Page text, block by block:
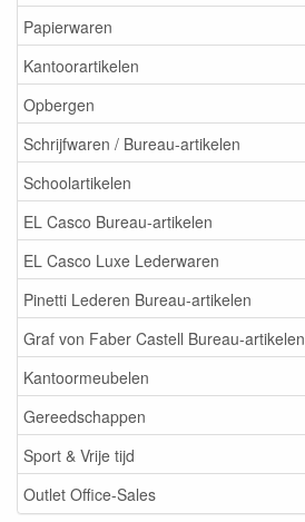
Papierwaren
Kantoorartikelen
Opbergen
Schrijfwaren / Bureau-artikelen
Schoolartikelen
EL Casco Bureau-artikelen
EL Casco Luxe Lederwaren
Pinetti Lederen Bureau-artikelen
Graf von Faber Castell Bureau-artikelen
Kantoormeubelen
Gereedschappen
Sport & Vrije tijd
Outlet Office-Sales